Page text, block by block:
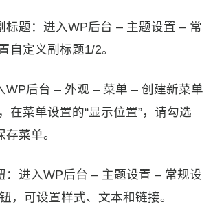
标题：进入WP后台 – 主题设置 – 常
自定义副标题1/2。
WP后台 – 外观 – 菜单 – 创建新菜单
在菜单设置的“显示位置”，请勾选
存菜单。
：进入WP后台 – 主题设置 – 常规设
，可设置样式、文本和链接。